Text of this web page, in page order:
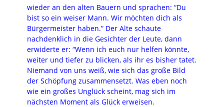
wieder an den alten Bauern und sprachen: “Du
bist so ein weiser Mann. Wir möchten dich als
Bürgermeister haben.” Der Alte schaute
nachdenklich in die Gesichter der Leute, dann
erwiderte er: “Wenn ich euch nur helfen könnte,
weiter und tiefer zu blicken, als ihr es bisher tatet.
Niemand von uns weiß, wie sich das große Bild
der Schöpfung zusammensetzt. Was eben noch
wie ein großes Unglück scheint, mag sich im
nächsten Moment als Glück erweisen.